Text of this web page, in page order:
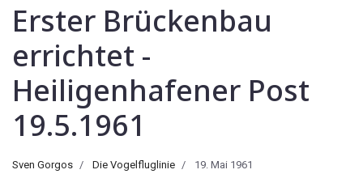
Erster Brückenbau
errichtet -
Heiligenhafener Post
19.5.1961
Sven Gorgos Die Vogelfluglinie 19. Mai 1961